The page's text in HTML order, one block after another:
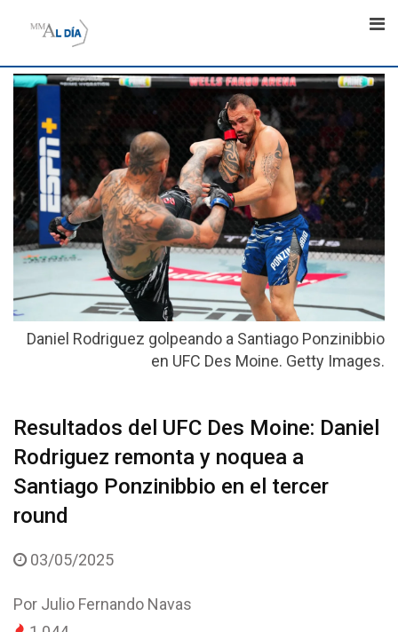
Daniel Rodriguez golpeando a Santiago Ponzinibbio
en UFC Des Moine. Getty Images.
Resultados del UFC Des Moine: Daniel
Rodriguez remonta y noquea a
Santiago Ponzinibbio en el tercer
round
03/05/2025
Por Julio Fernando Navas